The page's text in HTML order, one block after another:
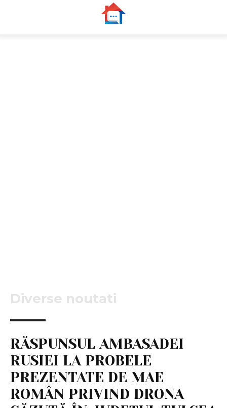
Diverse noutati
RĂSPUNSUL AMBASADEI
RUSIEI LA PROBELE
PREZENTATE DE MAE
ROMÂN PRIVIND DRONA